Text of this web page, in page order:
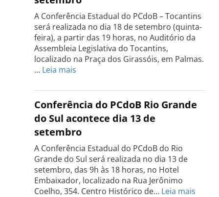
A Conferência Estadual do PCdoB – Tocantins
será realizada no dia 18 de setembro (quinta-
feira), a partir das 19 horas, no Auditório da
Assembleia Legislativa do Tocantins,
localizado na Praça dos Girassóis, em Palmas.
… Leia mais
Estadual
do
PCdoB
Tocantins
será
realizada
dia
18
de
setembro
Conferência do PCdoB Rio Grande
do Sul acontece dia 13 de
setembro
A Conferência Estadual do PCdoB do Rio
Grande do Sul será realizada no dia 13 de
setembro, das 9h às 18 horas, no Hotel
Embaixador, localizado na Rua Jerônimo
Coelho, 354. Centro Histórico de… Leia mais